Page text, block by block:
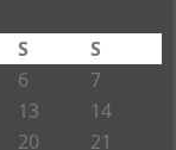
S
S
6 7
13
14
20
21